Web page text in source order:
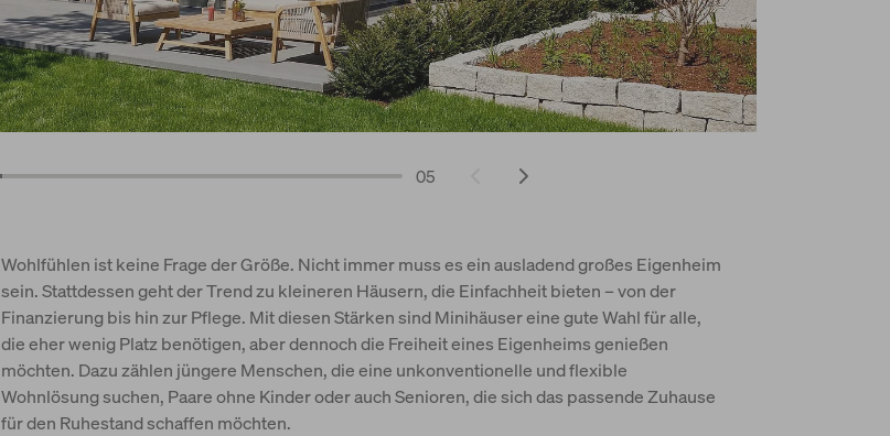
05
Wohlfühlen ist keine Frage der Größe. Nicht immer muss es ein ausladend großes Eigenheim
sein. Stattdessen geht der Trend zu kleineren Häusern, die Einfachheit bieten – von der
Finanzierung bis hin zur Pflege. Mit diesen Stärken sind Minihäuser eine gute Wahl für alle,
die eher wenig Platz benötigen, aber dennoch die Freiheit eines Eigenheims genießen
möchten. Dazu zählen jüngere Menschen, die eine unkonventionelle und flexible
Wohnlösung suchen, Paare ohne Kinder oder auch Senioren, die sich das passende Zuhause
für den Ruhestand schaffen möchten.